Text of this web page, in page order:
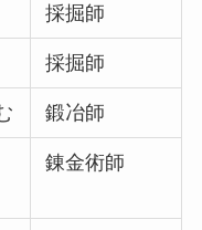
採掘師
採掘師
鍛冶師
錬金術師